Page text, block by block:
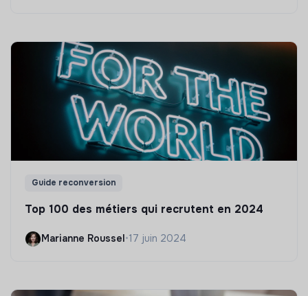
Guide reconversion
Top 100 des métiers qui recrutent en 2024
Marianne Roussel•17 juin 2024